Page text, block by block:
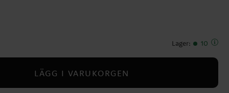
Lager: 10
LÄGG I VARUKORGEN